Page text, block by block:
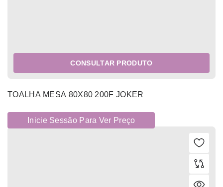
CONSULTAR PRODUTO
TOALHA MESA 80X80 200F JOKER
Inicie Sessão Para Ver Preço